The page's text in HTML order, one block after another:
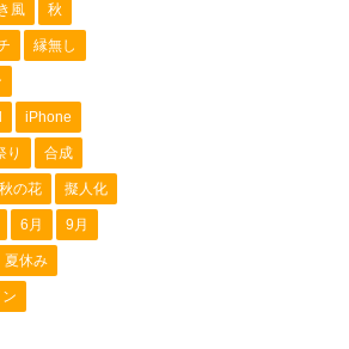
風 秋
縁無し
iPhone
り 合成
秋の花 擬人化
6月 9月
夏休み